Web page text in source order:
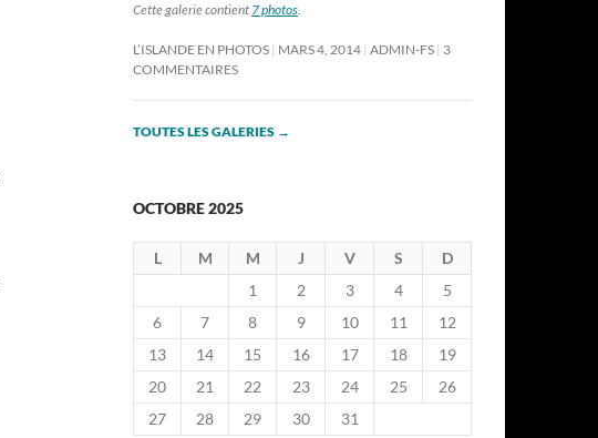
Cette galerie contient 7 photos.
L’ISLANDE EN PHOTOS MARS 4, 2014 ADMIN-FS 3
COMMENTAIRES
TOUTES LES GALERIES →
OCTOBRE 2025
L M M J V S
D
1
2 3 4
5
6
7 8 9 10 11
12
13
14 15 16 17 18
19
20
21 22 23 24 25
26
27
28 29 30
31